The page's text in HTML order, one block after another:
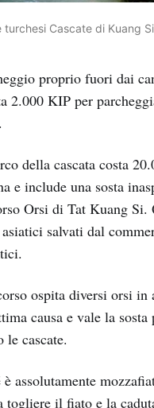
turchesi Cascate di Kuang Si
proprio fuori dai
2.000 KIP per
della cascata costa
e include una sosta
Orsi di Tat Kuang Si.
salvati dal
ospita diversi orsi in
causa e vale la
le cascate.
è assolutamente
togliere il fiato e la